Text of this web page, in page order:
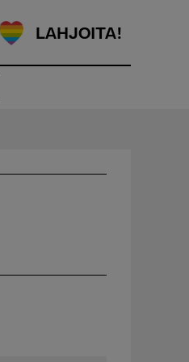
LAHJOITA!